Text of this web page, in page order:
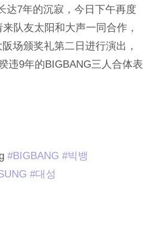
达7年的沉寂，今日下午再度
队友太阳和大声一同合作，
场颁奖礼第二日进行演出，
违9年的BIGBANG三人合体表
#BIGBANG #빅뱅
#대성